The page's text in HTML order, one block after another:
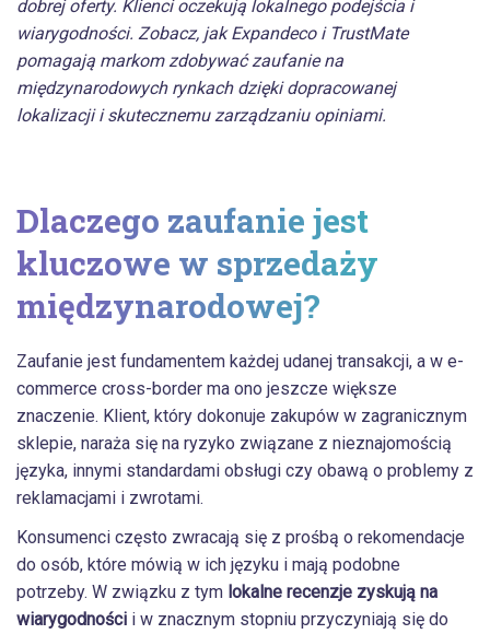
dobrej oferty. Klienci oczekują lokalnego podejścia i
wiarygodności. Zobacz, jak Expandeco i TrustMate
pomagają markom zdobywać zaufanie na
międzynarodowych rynkach dzięki dopracowanej
lokalizacji i skutecznemu zarządzaniu opiniami.
Dlaczego zaufanie jest
kluczowe w sprzedaży
międzynarodowej?
Zaufanie jest fundamentem każdej udanej transakcji, a w e-
commerce cross-border ma ono jeszcze większe
znaczenie. Klient, który dokonuje zakupów w zagranicznym
sklepie, naraża się na ryzyko związane z nieznajomością
języka, innymi standardami obsługi czy obawą o problemy z
reklamacjami i zwrotami.
Konsumenci często zwracają się z prośbą o rekomendacje
do osób, które mówią w ich języku i mają podobne
potrzeby. W związku z tym lokalne recenzje zyskują na
wiarygodności i w znacznym stopniu przyczyniają się do